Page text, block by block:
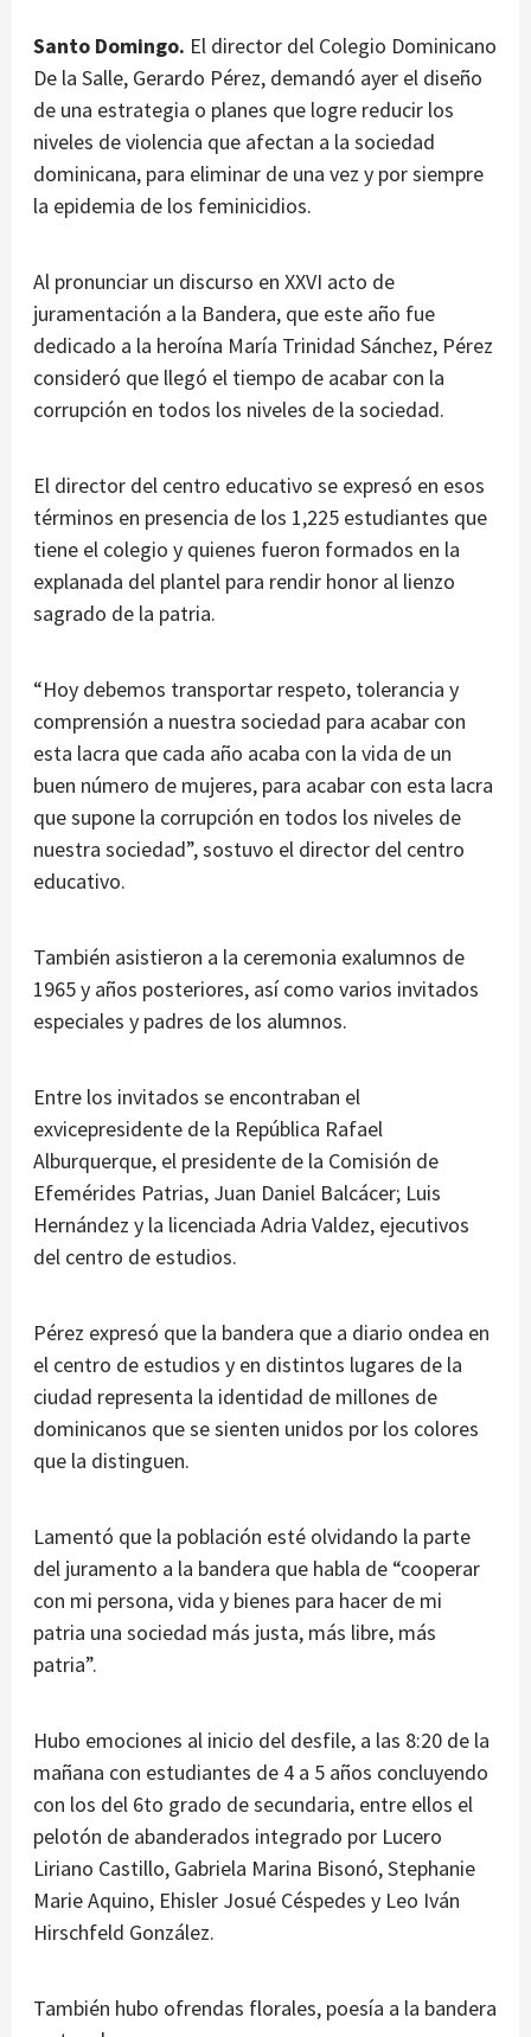
Santo Domingo. El director del Colegio Dominicano
De la Salle, Gerardo Pérez, demandó ayer el diseño
de una estrategia o planes que logre reducir los
niveles de violencia que afectan a la sociedad
dominicana, para eliminar de una vez y por siempre
la epidemia de los feminicidios.
Al pronunciar un discurso en XXVI acto de
juramentación a la Bandera, que este año fue
dedicado a la heroína María Trinidad Sánchez, Pérez
consideró que llegó el tiempo de acabar con la
corrupción en todos los niveles de la sociedad.
El director del centro educativo se expresó en esos
términos en presencia de los 1,225 estudiantes que
tiene el colegio y quienes fueron formados en la
explanada del plantel para rendir honor al lienzo
sagrado de la patria.
“Hoy debemos transportar respeto, tolerancia y
comprensión a nuestra sociedad para acabar con
esta lacra que cada año acaba con la vida de un
buen número de mujeres, para acabar con esta lacra
que supone la corrupción en todos los niveles de
nuestra sociedad”, sostuvo el director del centro
educativo.
También asistieron a la ceremonia exalumnos de
1965 y años posteriores, así como varios invitados
especiales y padres de los alumnos.
Entre los invitados se encontraban el
exvicepresidente de la República Rafael
Alburquerque, el presidente de la Comisión de
Efemérides Patrias, Juan Daniel Balcácer; Luis
Hernández y la licenciada Adria Valdez, ejecutivos
del centro de estudios.
Pérez expresó que la bandera que a diario ondea en
el centro de estudios y en distintos lugares de la
ciudad representa la identidad de millones de
dominicanos que se sienten unidos por los colores
que la distinguen.
Lamentó que la población esté olvidando la parte
del juramento a la bandera que habla de “cooperar
con mi persona, vida y bienes para hacer de mi
patria una sociedad más justa, más libre, más
patria”.
Hubo emociones al inicio del desfile, a las 8:20 de la
mañana con estudiantes de 4 a 5 años concluyendo
con los del 6to grado de secundaria, entre ellos el
pelotón de abanderados integrado por Lucero
Liriano Castillo, Gabriela Marina Bisonó, Stephanie
Marie Aquino, Ehisler Josué Céspedes y Leo Iván
Hirschfeld González.
También hubo ofrendas florales, poesía a la bandera